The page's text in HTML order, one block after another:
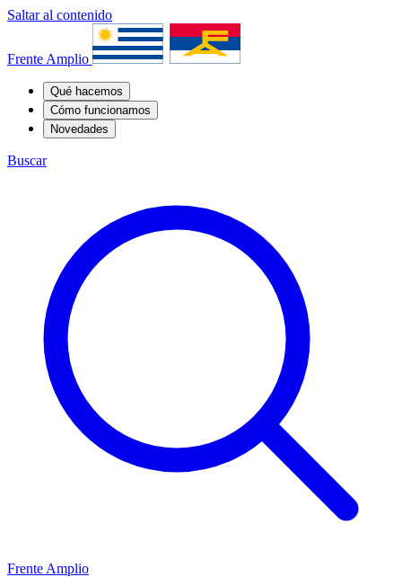
Saltar al contenido
Frente Amplio
Qué hacemos
Cómo funcionamos
Novedades
Buscar
Frente Amplio